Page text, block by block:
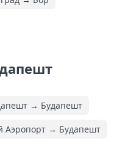
→ Будапешт
Аэропорт → Будапешт